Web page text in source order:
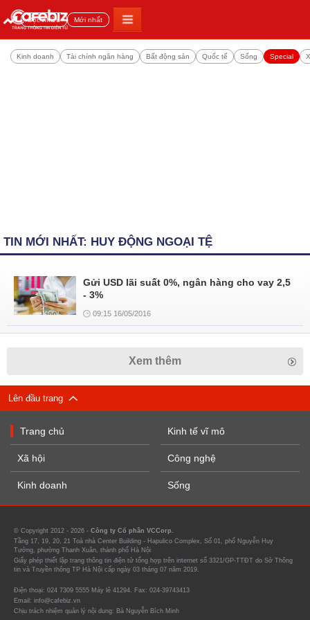
Đọc nhiều Mới nhất
Kinh doanh Tài chính ngân hàng Bất động sản Quốc tế Sống Special
TIN MỚI NHẤT: HUY ĐỘNG NGOẠI TỆ
Gửi USD lãi suất 0%, ngân hàng cho vay 2,5
- 3%
09:15 16/05/2016
Xem thêm
Lên đầu trang
Trang chủ
Xã hội
Kinh doanh
Kinh tế vĩ mô
Công nghệ
Sống
© Copyright 2012 - 2026 - Công ty Cổ phần VCCorp.
Tầng 17, 19, 20, 21 Toà nhà Center Building - Hapulico Complex, Số 01, phố Nguyễn Huy
Tưởng, phường Thanh Xuân, thành phố Hà Nội
Giấy phép thiết lập trang thông tin điện tử tổng hợp trên internet số 3321/GP-TTĐT do Sở Thông
tin và Truyền thông TP Hà Nội cấp ngày 03 tháng 07 năm 2019.
Điện thoại: 024 7309 5555 Máy lẻ 41294. Fax: 024-39743413
Email: info@cafebiz.vn
Chịu trách nhiệm quản lý nội dung: Bà Nguyễn Bích Minh